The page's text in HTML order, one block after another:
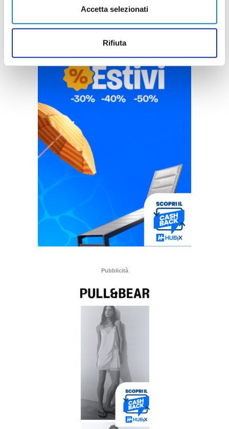
Accetta selezionati
Rifiuta
Pubblicità